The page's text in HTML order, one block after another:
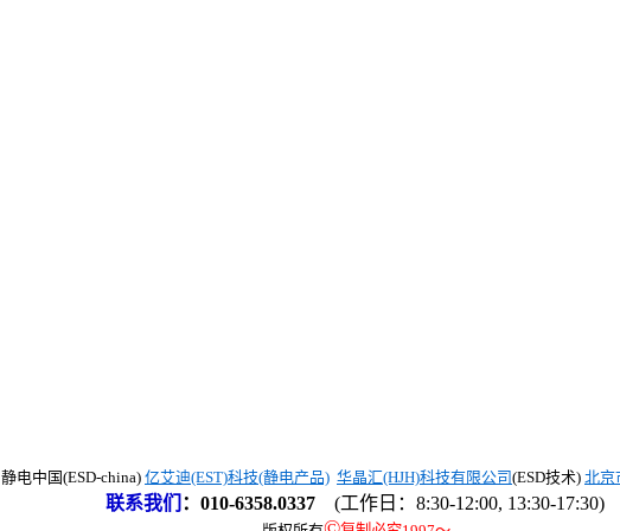
静电中国(ESD-china) 亿艾迪(EST)科技(静电产品) 华晶汇(HJH)科技有限公司(ESD技术) 北京
联系我们 ： 010-6358.0337 (工作日：8:30-12:00, 13:30-17:30)